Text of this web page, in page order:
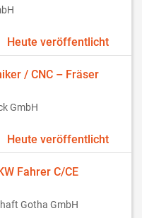
Heute veröffentlicht
/ CNC – Fräser
GmbH
Heute veröffentlicht
Fahrer C/CE
Gotha GmbH